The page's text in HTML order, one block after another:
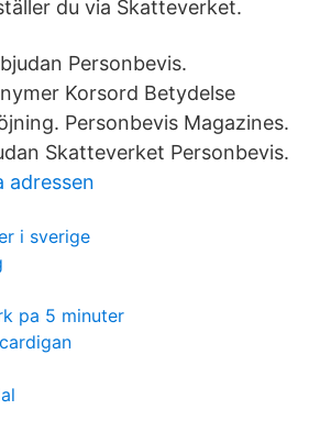
du via Skatteverket.
Personbevis.
Korsord Betydelse
Personbevis Magazines.
Skatteverket Personbevis.
adressen
i sverige
pa 5 minuter